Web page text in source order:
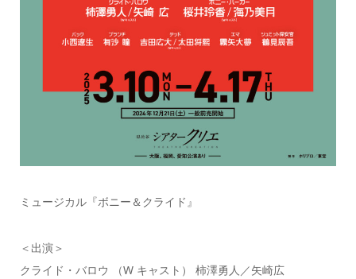
ミュージカル『ボニー＆クライド』
＜出演＞
クライド・バロウ （W キャスト） 柿澤勇人／矢崎広